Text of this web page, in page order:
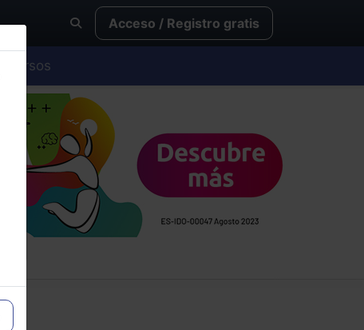
Acceso / Registro gratis
Cursos